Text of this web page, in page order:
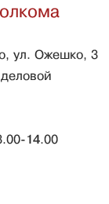
ул. Ожешко, 3
14.00